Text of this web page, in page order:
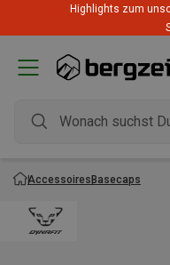
Highlights zum
AccessoiresBasecaps